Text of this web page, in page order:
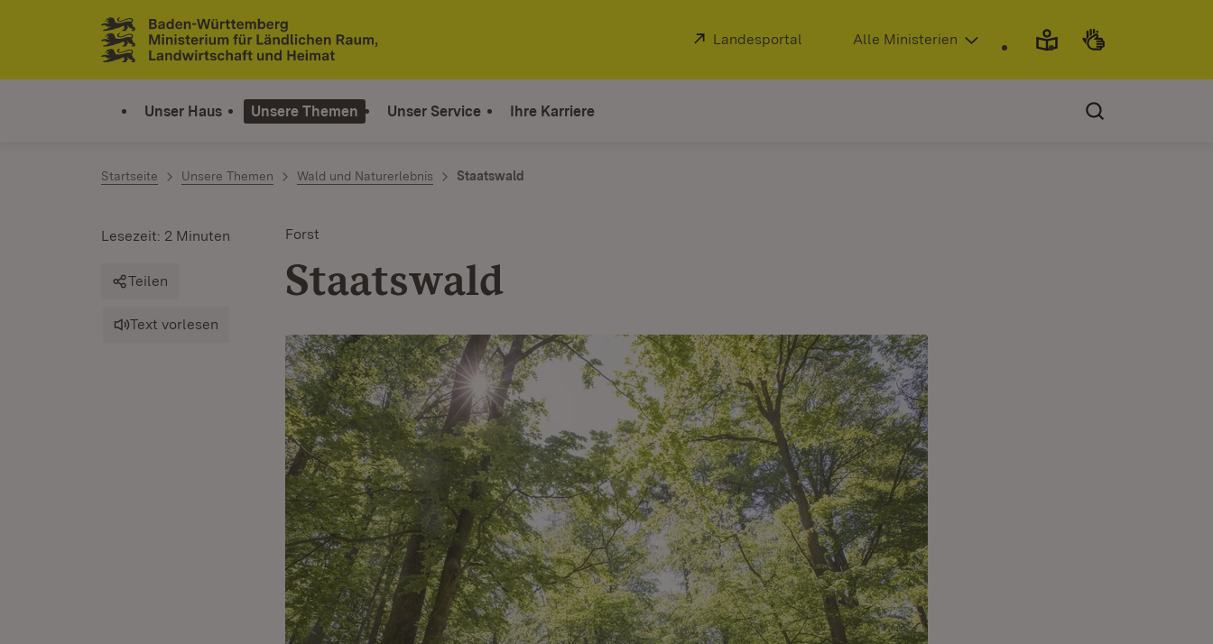
Zum Inhalt springen
Link zur Startseite
Extern:
Landesportal (Öffnet in neuem Fenster)
Alle Ministerien
Unser Haus Unsere Themen Unser Service Ihre Karriere
Startseite Unsere Themen Wald und Naturerlebnis Staatswald
Forst
Staatswald
Lesezeit: 2 Minuten
Teilen
Text vorlesen